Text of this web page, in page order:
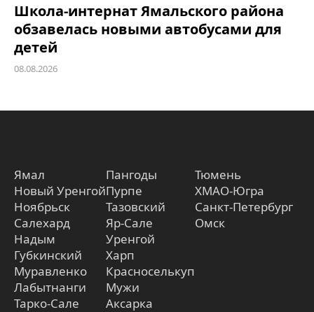
Школа-интернат Ямальского района
обзавелась новыми автобусами для
детей
08.08.2026
Ямал
Новый Уренгой
Ноябрьск
Салехард
Надым
Губкинский
Муравленко
Лабытнанги
Тарко-Сале
Пангоды
Пурпе
Тазовский
Яр-Сале
Уренгой
Харп
Красноселькуп
Мужи
Аксарка
Тюмень
ХМАО-Югра
Санкт-Петербург
Омск